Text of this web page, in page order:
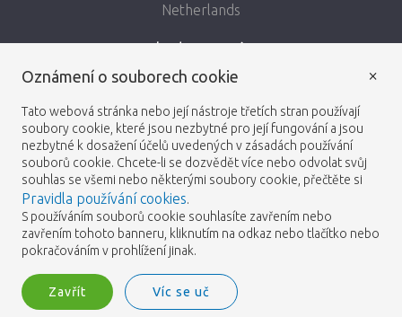
Netherlands
Sledujte nás:
© 2026 -Heemskerk Flowers Obchodní podmínky
Heemskerk Flowers is a trading name of BGH A.Heemskerk AZN b.v.
Oznámení o souborech cookie
Tato webová stránka nebo její nástroje třetích stran používají
soubory cookie, které jsou nezbytné pro její fungování a jsou
nezbytné k dosažení účelů uvedených v zásadách používání
souborů cookie. Chcete-li se dozvědět více nebo odvolat svůj
souhlas se všemi nebo některými soubory cookie, přečtěte si
Pravidla používání cookies.
S používáním souborů cookie souhlasíte zavřením nebo
zavřením tohoto banneru, kliknutím na odkaz nebo tlačítko nebo
pokračováním v prohlížení jinak.
Zavřít Víc se uč
×